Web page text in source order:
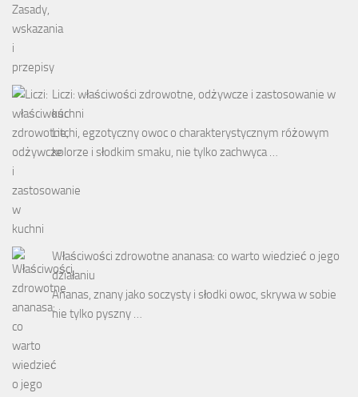
Liczi: właściwości zdrowotne, odżywcze i zastosowanie w
kuchni
Litchi, egzotyczny owoc o charakterystycznym różowym
kolorze i słodkim smaku, nie tylko zachwyca …
Właściwości zdrowotne ananasa: co warto wiedzieć o jego
działaniu
Ananas, znany jako soczysty i słodki owoc, skrywa w sobie
nie tylko pyszny …